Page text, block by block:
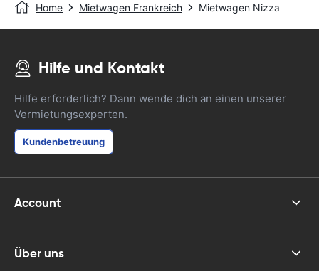
Home Mietwagen Frankreich Mietwagen Nizza
Hilfe und Kontakt
Hilfe erforderlich? Dann wende dich an einen unserer
Vermietungsexperten.
Kundenbetreuung
Account
Über uns